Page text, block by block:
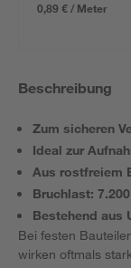
0,89 € / Meter
Beschreibung
Zum sicheren
Ideal zur
Aus rostfreiem
Bruchlast:
Bestehend aus
Bei festen
wirken oftmals